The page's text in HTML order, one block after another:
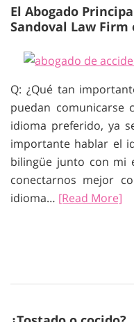
El Abogado
Sandoval Law
Q: ¿Qué tan
puedan comunicarse
idioma preferido, ya
importante hablar el
bilingüe junto con mi
conectarnos mejor
idioma… [Read More]